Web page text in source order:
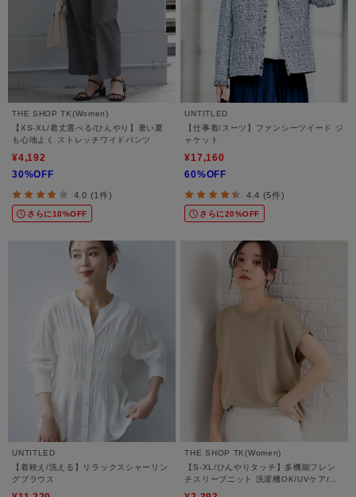
THE SHOP TK(Women)
【XS-XL/着丈選べる/ひんやり】暑い夏
も心地よく ストレッチワイドパンツ
¥4,192
30%OFF
4.0 (1件)
さらに10%OFF
UNTITLED
【仕事着/スーツ】ファンシーツイード ジ
ャケット
¥17,160
60%OFF
4.4 (5件)
さらに20%OFF
UNTITLED
【着映え/洗える】リラックスシャーリン
グブラウス
THE SHOP TK(Women)
【S-XL/ひんやりタッチ】多機能フレン
チスリーブニット 洗濯機OK/UVケア/毛